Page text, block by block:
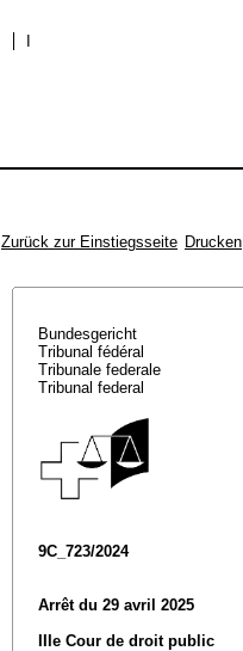
Zurück zur Einstiegsseite Drucken
Bundesgericht
Tribunal fédéral
Tribunale federale
Tribunal federal
9C_723/2024
Arrêt du 29 avril 2025
IIIe Cour de droit public